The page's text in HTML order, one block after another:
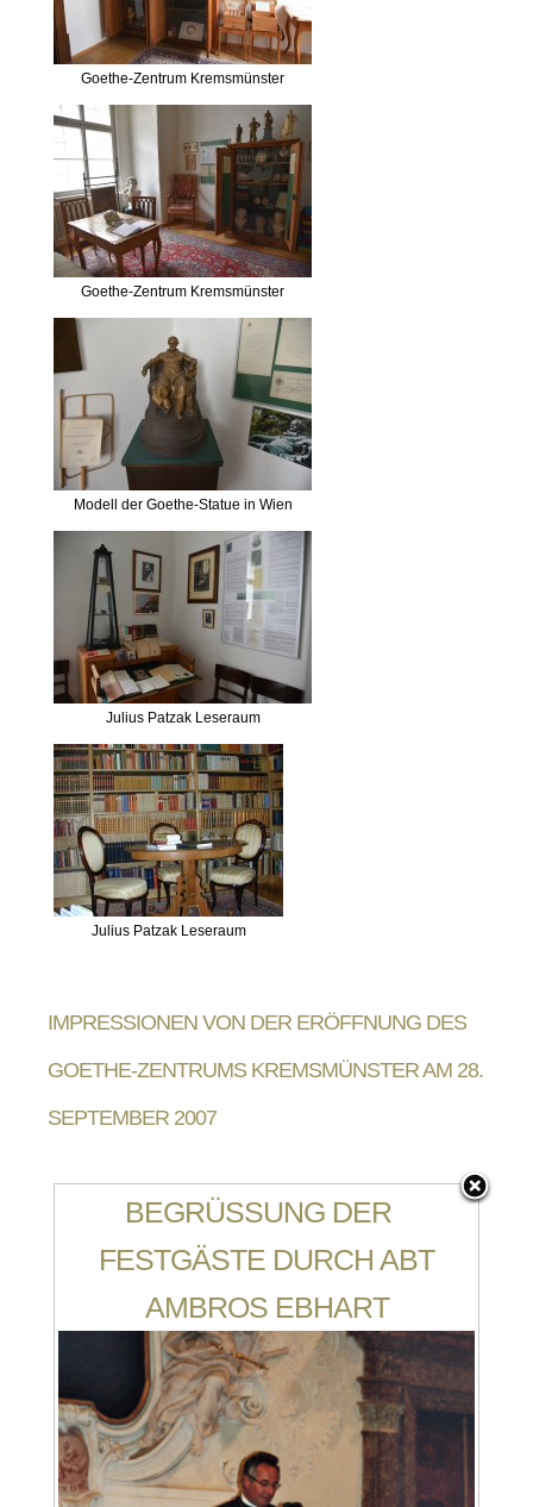
Goethe-Zentrum Kremsmünster
Goethe-Zentrum Kremsmünster
Modell der Goethe-Statue in Wien
Julius Patzak Leseraum
Julius Patzak Leseraum
IMPRESSIONEN VON DER ERÖFFNUNG DES
GOETHE-ZENTRUMS KREMSMÜNSTER AM 28.
SEPTEMBER 2007
BEGRÜSSUNG DER F
ESTGÄSTE DURCH ABT A
MBROS EBHART